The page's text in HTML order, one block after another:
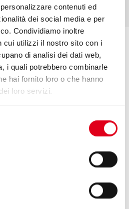
contenuti ed
dei social media e per
Condividiamo inoltre
cui utilizzi il nostro sito con i
di analisi dei dati web,
i quali potrebbero combinarle
hai fornito loro o che hanno
loro servizi.
дизайну и выверенному набору
на небольших производственных